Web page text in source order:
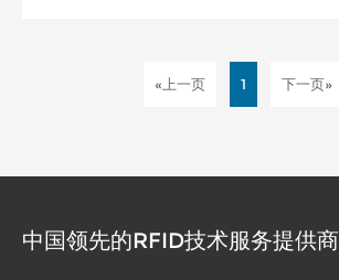
从而提供更加精准的服
«上一页 1 下一页»
中国领先的RFID技术服务提供商